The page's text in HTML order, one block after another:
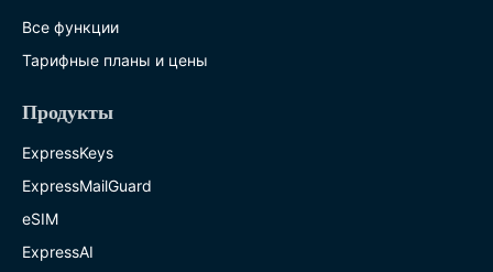
Все функции
Тарифные планы и цены
Продукты
ExpressKeys
ExpressMailGuard
eSIM
ExpressAI